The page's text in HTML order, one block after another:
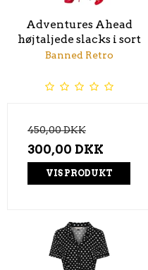
Adventures Ahead
højtaljede slacks i sort
Banned Retro
450,00 DKK
300,00 DKK
VIS PRODUKT